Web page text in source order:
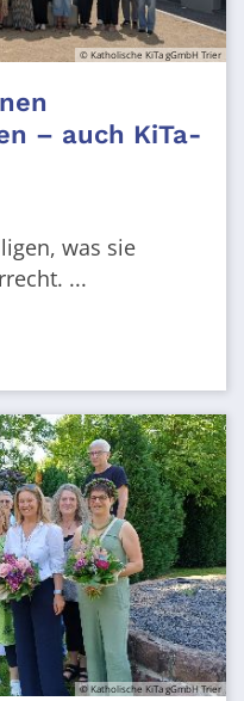
© Katholische KiTa gGmbH Trier
– auch KiTa-
was sie
...
© Katholische KiTa gGmbH Trier